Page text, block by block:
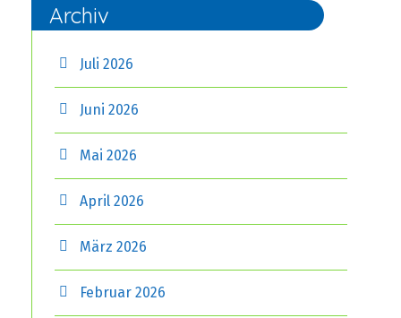
Archiv
Juli 2026
Juni 2026
Mai 2026
April 2026
März 2026
Februar 2026